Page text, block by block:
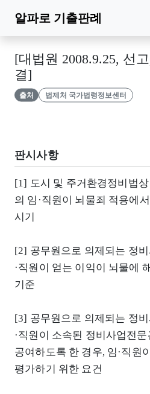
알파로 기출판례
[대법원 2008.9.25, 선
결]
출처 법제처 국가법령정보센터
판시사항
[1] 도시 및 주거환경정비법
의 임·직원이 뇌물죄 적용에
시기
[2] 공무원으로 의제되는 정
·직원이 얻는 이익이 뇌물에
기준
[3] 공무원으로 의제되는 정
·직원이 소속된 정비사업전
공여하도록 한 경우, 임·직원
평가하기 위한 요건